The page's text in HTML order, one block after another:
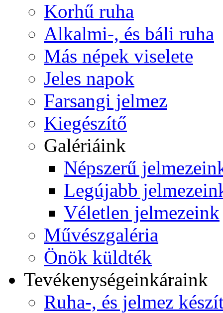
Korhű ruha
Alkalmi-, és báli ruha
Más népek viselete
Jeles napok
Farsangi jelmez
Kiegészítő
Galériáink
Népszerű
Legújabb
Véletlen jelmezeink
Művészgaléria
Önök küldték
Tevékenységeinkáraink
Ruha-, és jelmez